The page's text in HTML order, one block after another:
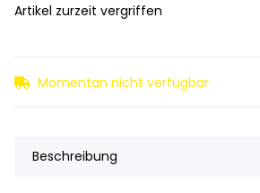
Artikel zurzeit vergriffen
Momentan nicht verfügbar
Beschreibung